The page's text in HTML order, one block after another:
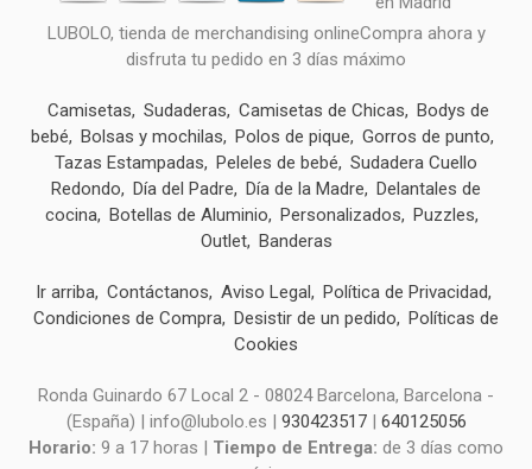
LUBOLO, tienda de merchandising onlineCompra ahora y
disfruta tu pedido en 3 días máximo
Camisetas Sudaderas Camisetas de Chicas
Bodys de
bebé
Bolsas y mochilas Polos de pique
Gorros de punto
Tazas Estampadas
Peleles de bebé
Sudadera Cuello
Redondo
Día del Padre Día de la Madre
Delantales de
cocina Botellas de Aluminio Personalizados
Puzzles
Outlet Banderas
Ir arriba Contáctanos Aviso Legal
Política de Privacidad
Condiciones de Compra Desistir de un pedido
Políticas de
Cookies
Ronda Guinardo 67 Local 2 - 08024 Barcelona, Barcelona -
(España) | info@lubolo.es | 930423517| 640125056
Horario: 9 a 17 horas | Tiempo de Entrega: de 3 días como